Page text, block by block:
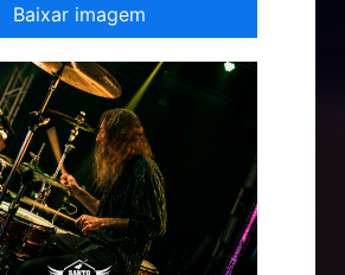
Baixar imagem